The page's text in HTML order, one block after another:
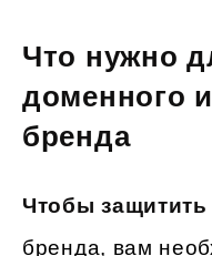
Что нужно
доменного
бренда
Чтобы
бренда, вам